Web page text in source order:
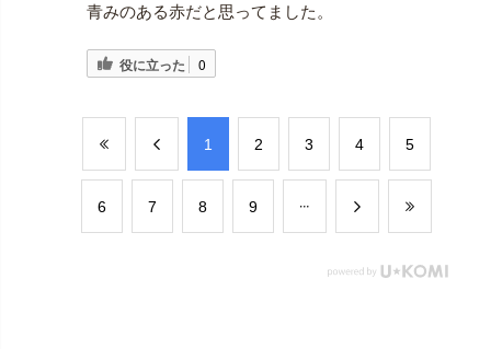
青みのある赤だと思ってました。
役に立った 0
​1 ​2 ​3 ​4 ​5
​6 ​7 ​8 ​9